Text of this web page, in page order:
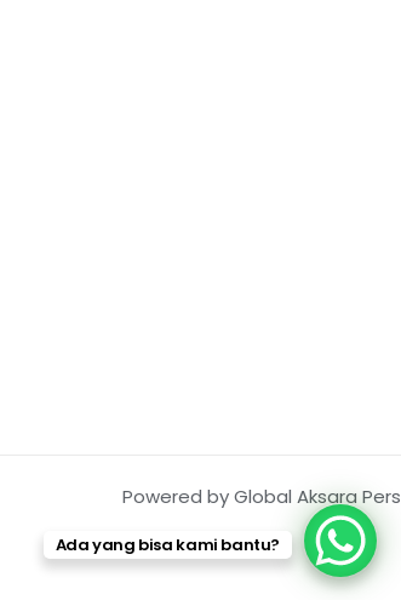
Powered by Global Aksara Pers
Ada yang bisa kami bantu?